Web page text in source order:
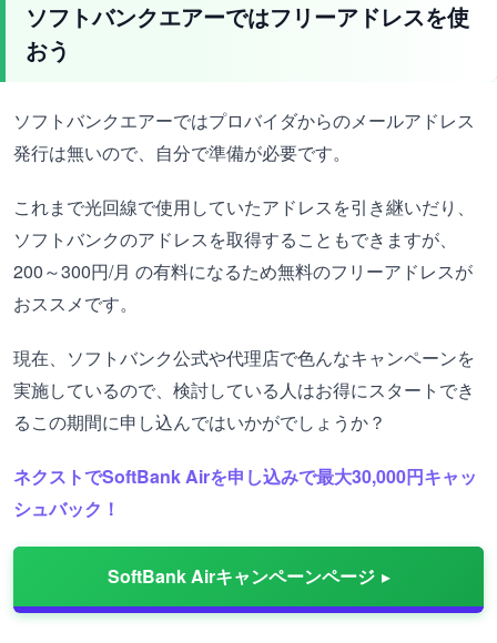
ソフトバンクエアーではフリーアドレスを使
おう
ソフトバンクエアーではプロバイダからのメールアドレス
発行は無いので、自分で準備が必要です。
これまで光回線で使用していたアドレスを引き継いだり、
ソフトバンクのアドレスを取得することもできますが、
200～300円/月 の有料になるため無料のフリーアドレスが
おススメです。
現在、ソフトバンク公式や代理店で色んなキャンペーンを
実施しているので、検討している人はお得にスタートでき
るこの期間に申し込んではいかがでしょうか？
ネクストでSoftBank Airを申し込みで最大30,000円キャッ
シュバック！
SoftBank Airキャンペーンページ